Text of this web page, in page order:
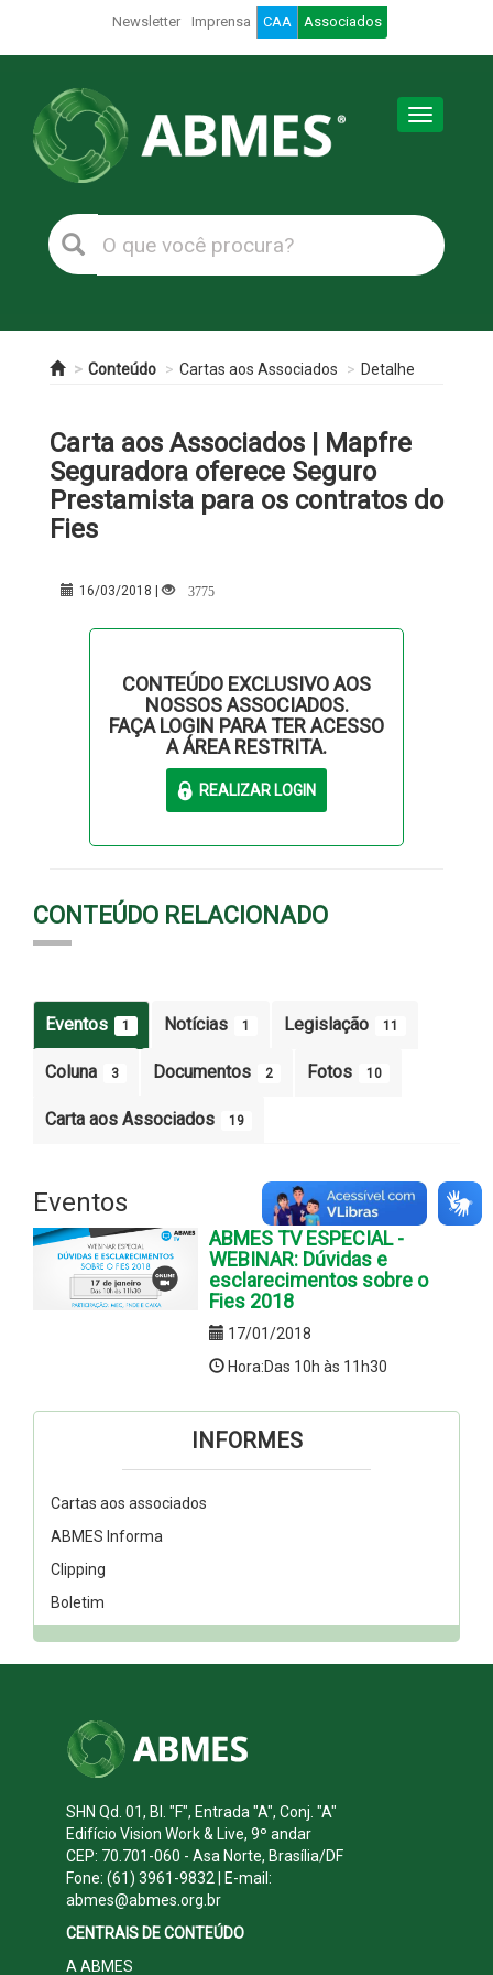
Newsletter Imprensa CAA Associados
Toggle
Conteúdo Cartas aos Associados Detalhe
Carta aos Associados | Mapfre
Seguradora oferece Seguro
Prestamista para os contratos do
Fies
16/03/2018 | 3775
CONTEÚDO EXCLUSIVO AOS
NOSSOS ASSOCIADOS.
FAÇA LOGIN PARA TER ACESSO
A ÁREA RESTRITA.
CONTEÚDO RELACIONADO
Eventos 1 Notícias 1 Legislação 11
Coluna 3 Documentos 2 Fotos 10
Carta aos Associados 19
Eventos
ABMES TV ESPECIAL -
WEBINAR: Dúvidas e
esclarecimentos sobre o
Fies 2018
17/01/2018
Hora:Das 10h às 11h30
INFORMES
Cartas aos associados
ABMES Informa
Clipping
Boletim
SHN Qd. 01, Bl. "F", Entrada "A", Conj. "A"
Edifício Vision Work & Live, 9º andar
CEP: 70.701-060 - Asa Norte, Brasília/DF
Fone: (61) 3961-9832 | E-mail:
abmes@abmes.org.br
CENTRAIS DE CONTEÚDO
A ABMES